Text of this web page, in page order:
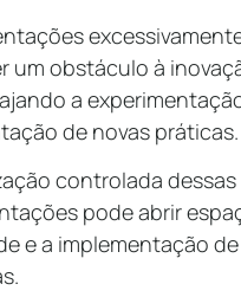
um obstáculo à
a
de novas práticas.
controlada dessas
pode abrir
e a implementação